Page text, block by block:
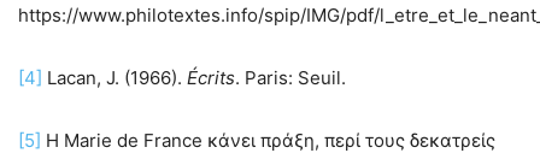
https://www.philotextes.info/spip/IMG/pdf/
[4] Lacan, J. (1966). Écrits. Paris: Seuil.
[5] Η Marie de France κάνει πράξη, περί τους δεκατρείς